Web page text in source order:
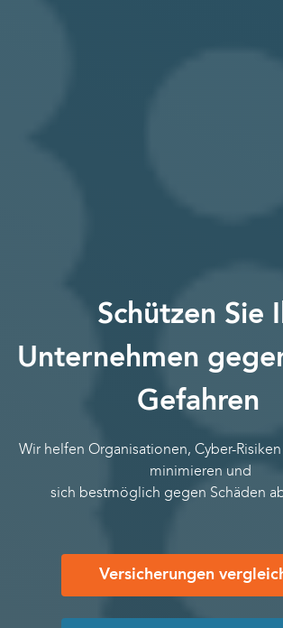
Schützen Sie
Unternehmen
Gefahren
Wir helfen Organisationen, Cyber-
minimieren und
sich bestmöglich gegen Schäden
Versicherungen